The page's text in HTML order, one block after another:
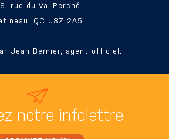
rue du Val-Perché
QC J8Z 2A5
Jean Bernier, agent officiel.
notre infolettre